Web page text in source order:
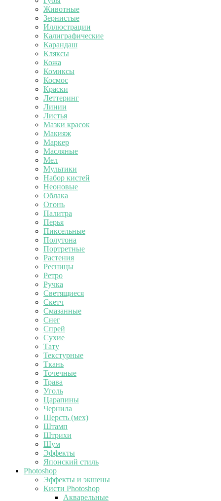
Животные
Зернистые
Иллюстрации
Калиграфические
Карандаш
Кляксы
Кожа
Комиксы
Космос
Краски
Леттеринг
Линии
Листья
Мазки красок
Макияж
Маркер
Масляные
Мел
Мультики
Набор кистей
Неоновые
Облака
Огонь
Палитра
Перья
Пиксельные
Полутона
Портретные
Растения
Ресницы
Ретро
Ручка
Светящиеся
Скетч
Смазанные
Снег
Спрей
Сухие
Тату
Текстурные
Ткань
Точечные
Трава
Уголь
Царапины
Чернила
Шерсть (мех)
Штамп
Штрихи
Шум
Эффекты
Японский стиль
Photoshop
Эффекты и экшены
Кисти Photoshop
Акварельные